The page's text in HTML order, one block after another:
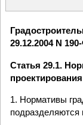
29.12.2004 N
Статья 29.1.
проектирования
1. Нормативы
подразделяются